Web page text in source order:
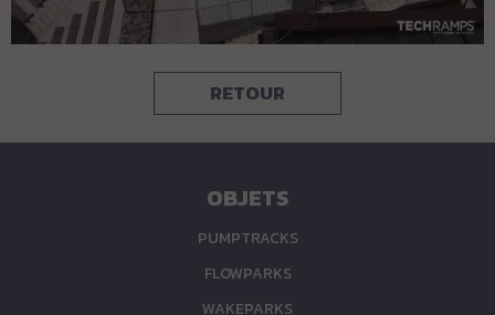
RETOUR
OBJETS
PUMPTRACKS
FLOWPARKS
WAKEPARKS